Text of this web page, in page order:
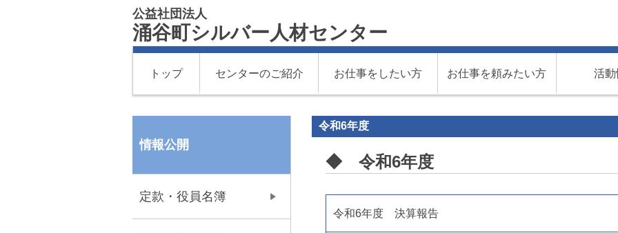
公益社団法人
涌谷町シルバー人材センター
トップ センターのご紹介 お仕事をしたい方 お仕事を頼みたい方 活
令和6年度
◆ 令和6年度
令和6年度 決算報告
情報公開
定款・役員名簿